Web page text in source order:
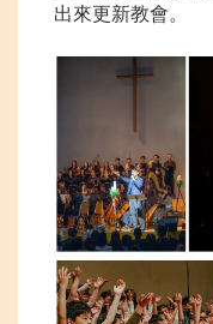
出來更新教會。